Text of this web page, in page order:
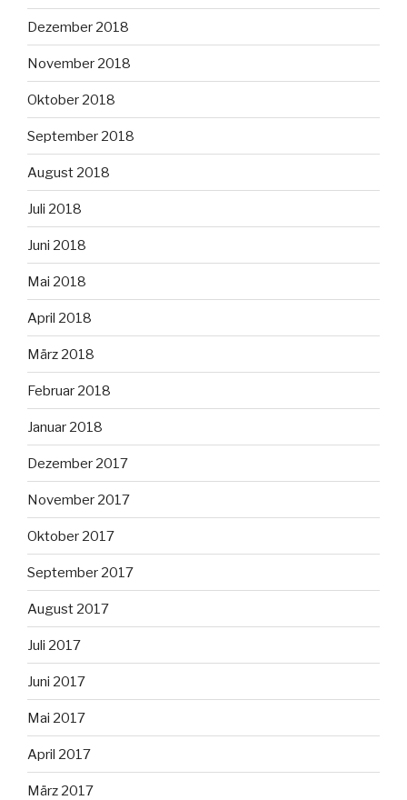
Dezember 2018
November 2018
Oktober 2018
September 2018
August 2018
Juli 2018
Juni 2018
Mai 2018
April 2018
März 2018
Februar 2018
Januar 2018
Dezember 2017
November 2017
Oktober 2017
September 2017
August 2017
Juli 2017
Juni 2017
Mai 2017
April 2017
März 2017